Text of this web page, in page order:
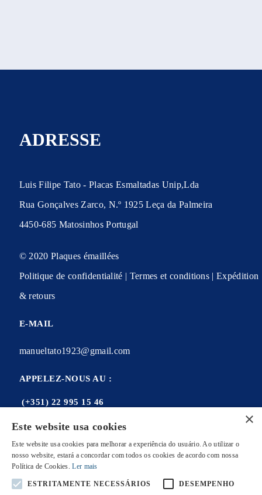
ADRESSE
Luis Filipe Tato - Placas Esmaltadas Unip,Lda
Rua Gonçalves Zarco, N.º 1925 Leça da Palmeira
4450-685 Matosinhos Portugal
© 2020 Plaques émaillées
Politique de confidentialité | Termes et conditions | Expédition
& retours
E-MAIL
manueltato1923@gmail.com
APPELEZ-NOUS AU :
(+351) 22 995 15 46
Mon compte
Mes commandes
×
Este website usa cookies
Este website usa cookies para melhorar a experiência do usuário. Ao utilizar o
nosso website, estará a concordar com todos os cookies de acordo com nossa
Política de Cookies.Ler mais
ESTRITAMENTE NECESSÁRIOS DESEMPENHO